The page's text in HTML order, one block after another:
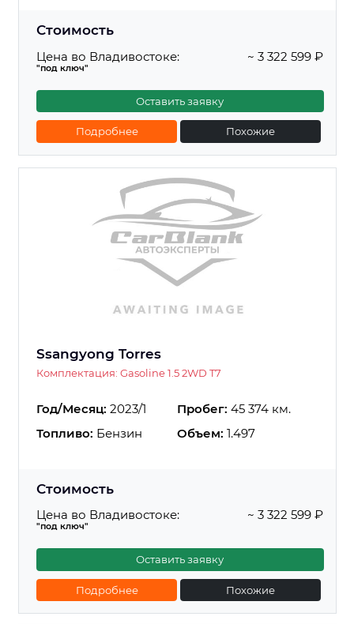
Стоимость
Цена во Владивостоке:
"под ключ"
~ 3 322 599 ₽
Оставить заявку
Подробнее Похожие
Ssangyong Torres
Комплектация: Gasoline 1.5 2WD T7
Год/Месяц: 2023/1 Пробег: 45 374 км.
Топливо: Бензин Объем: 1.497
Стоимость
Цена во Владивостоке:
"под ключ"
~ 3 322 599 ₽
Оставить заявку
Подробнее Похожие